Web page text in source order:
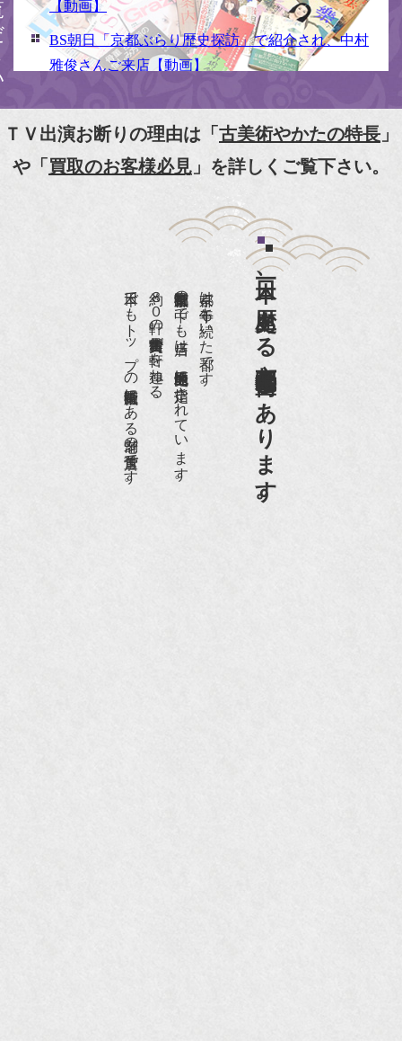
【動画】
BS朝日「京都ぶらり歴史探訪」で紹介され、中村
雅俊さんご来店【動画】
【動画】
『京都新聞』とKBS京都で鴨東まちなか美術館を
『和楽』7月号 樋口可南子さんがお店へ！！
『樋口可南子の古寺散歩』（5月17日発行）
NHK「趣味Do楽」とよた真帆さんご来店！【動
NHK『美の壺』（4月24日放送）
『和楽』10月号
『Hanako 京都案内』
『FIGARO japon』12月号
ＴＶ出演お断りの理由は「古美術やかたの特長 」
や「買取のお客様必見 」を詳しくご覧下さい。
日本一、歴史ある
京都祇園骨董街にあります。
京都は千年も続いた都です。
京都祇園骨董街の中でも当店は、歴史的保全地区に指定されています。
約８０軒の古美術骨董商が軒を連ねる、
日本でもトップの祇園骨董街にある老舗の骨董店です。